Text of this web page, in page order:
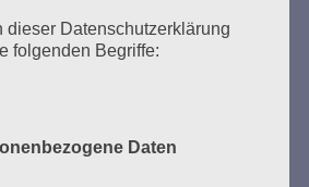
dieser Datenschutzerklärung
folgenden Begriffe:
Daten